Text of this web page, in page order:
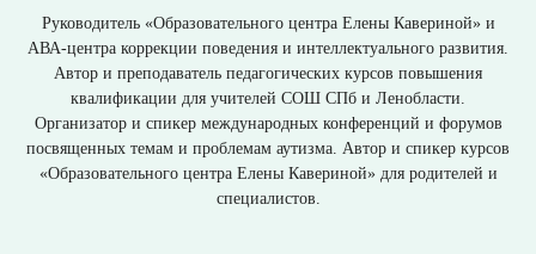
Руководитель «Образовательного центра Елены Кавериной» и
АВА-центра коррекции поведения и интеллектуального развития.
Автор и преподаватель педагогических курсов повышения
квалификации для учителей СОШ СПб и Ленобласти.
Организатор и спикер международных конференций и форумов
посвященных темам и проблемам аутизма. Автор и спикер курсов
«Образовательного центра Елены Кавериной» для родителей и
специалистов.